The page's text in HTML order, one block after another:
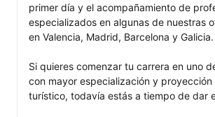
primer día y el acompañamiento de
especializados en algunas de nuestras
en Valencia, Madrid, Barcelona y Galicia.
Si quieres comenzar tu carrera en uno
con mayor especialización y
turístico, todavía estás a tiempo de dar